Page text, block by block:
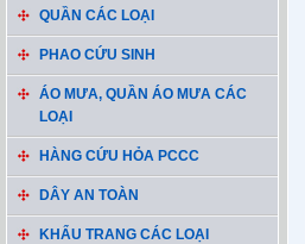
QUẦN CÁC LOẠI
PHAO CỨU SINH
ÁO MƯA, QUẦN ÁO MƯA CÁC
LOẠI
HÀNG CỨU HỎA PCCC
DÂY AN TOÀN
KHẨU TRANG CÁC LOẠI